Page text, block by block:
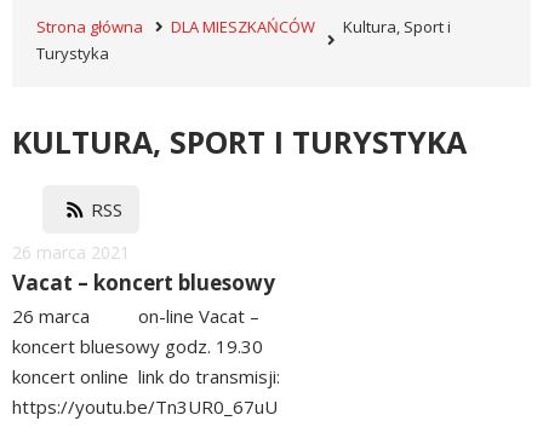
Strona główna DLA MIESZKAŃCÓW
Kultura, Sport i
Turystyka
KULTURA, SPORT I TURYSTYKA
RSS
Dodano
26 marca 2021
Vacat – koncert bluesowy
26 marca on-line Vacat –
koncert bluesowy godz. 19.30
koncert online link do transmisji:
https://youtu.be/Tn3UR0_67uU